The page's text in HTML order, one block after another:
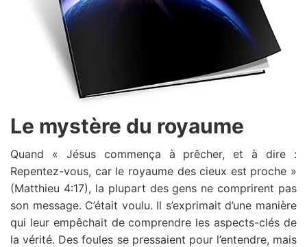
Le mystère du royaume
Quand « Jésus commença à prêcher, et à dire :
Repentez-vous, car le royaume des cieux est proche »
(Matthieu 4:17), la plupart des gens ne comprirent pas
son message. C’était voulu. Il s’exprimait d’une manière
qui leur empêchait de comprendre les aspects-clés de
la vérité. Des foules se pressaient pour l’entendre, mais